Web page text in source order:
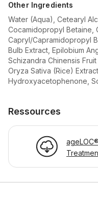
Other Ingredients
Water (Aqua), Cetearyl
Cocamidopropyl Betaine,
Capryl/Capramidopropyl
Bulb Extract, Epilobium
Schizandra Chinensis
Oryza Sativa (Rice)
Hydroxyacetophenone,
Ressources